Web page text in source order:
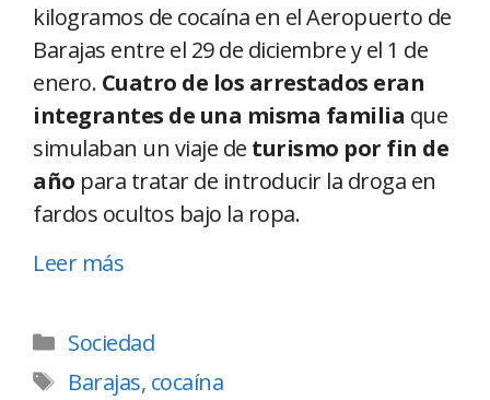
kilogramos de cocaína en el Aeropuerto de
Barajas entre el 29 de diciembre y el 1 de
enero. Cuatro de los arrestados eran
integrantes de una misma familia que
simulaban un viaje de turismo por fin de
año para tratar de introducir la droga en
fardos ocultos bajo la ropa.
Leer más
Sociedad
Barajas, cocaína